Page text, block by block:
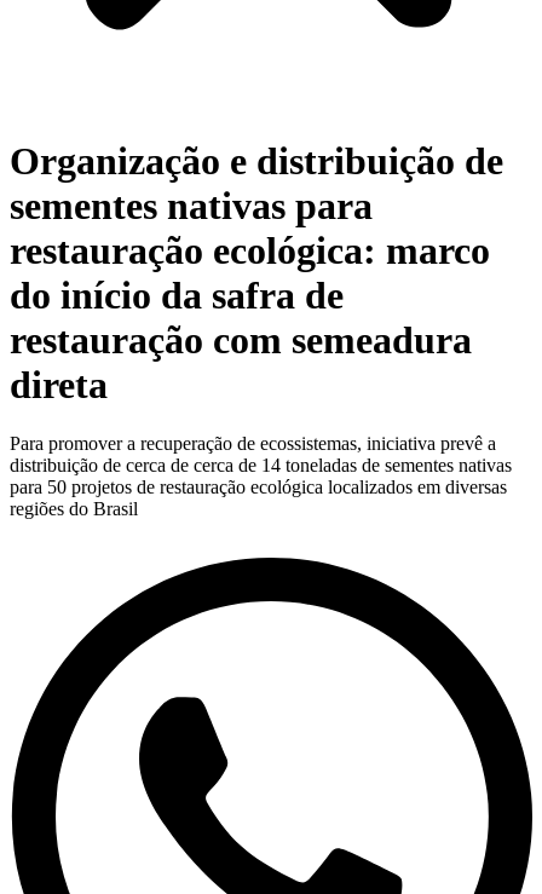
Organização e distribuição de
sementes nativas para
restauração ecológica: marco
do início da safra de
restauração com semeadura
direta
Para promover a recuperação de ecossistemas, iniciativa prevê a
distribuição de cerca de cerca de 14 toneladas de sementes nativas
para 50 projetos de restauração ecológica localizados em diversas
regiões do Brasil